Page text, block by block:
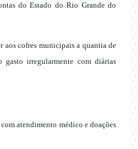
do Estado do Rio Grande do
cofres municipais a quantia de
irregularmente com diárias
atendimento médico e doações